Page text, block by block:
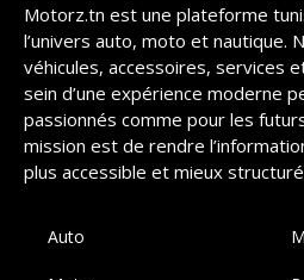
Motorz.tn est une plateforme
l’univers auto, moto et nautique.
véhicules, accessoires, services
sein d’une expérience moderne
passionnés comme pour les
mission est de rendre
plus accessible et mieux
Auto